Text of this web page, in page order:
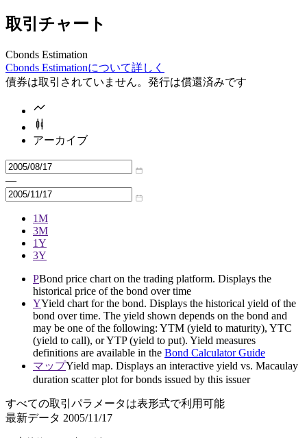
取引チャート
Cbonds Estimation
Cbonds Estimationについて詳しく
債券は取引されていません。発行は償還済みです
アーカイブ
—
1M
3M
1Y
3Y
PBond price chart on the trading platform. Displays the
historical price of the bond over time
YYield chart for the bond. Displays the historical yield of the
bond over time. The yield shown depends on the bond and
may be one of the following: YTM (yield to maturity), YTC
(yield to call), or YTP (yield to put). Yield measures
definitions are available in the Bond Calculator Guide
マップYield map. Displays an interactive yield vs. Macaulay
duration scatter plot for bonds issued by this issuer
すべての取引パラメータは表形式で利用可能
最新データ 2005/11/17